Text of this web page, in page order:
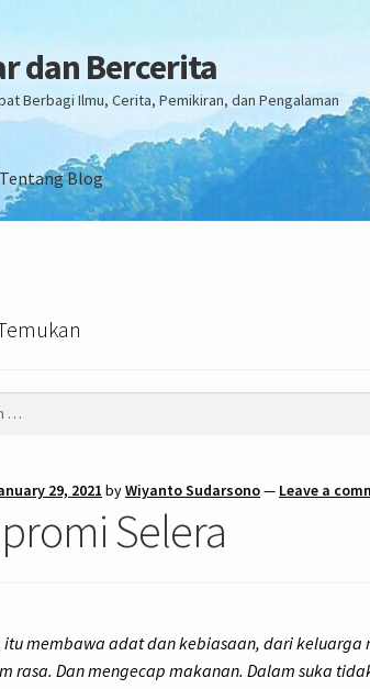
dan Bercerita
Berbagi Ilmu, Cerita, Pemikiran, dan Pengalaman
Tentang Blog
29, 2021 byWiyanto Sudarsono— Leave a
Selera
itu membawa adat dan kebiasaan, dari keluarga
rasa. Dan mengecap makanan. Dalam suka